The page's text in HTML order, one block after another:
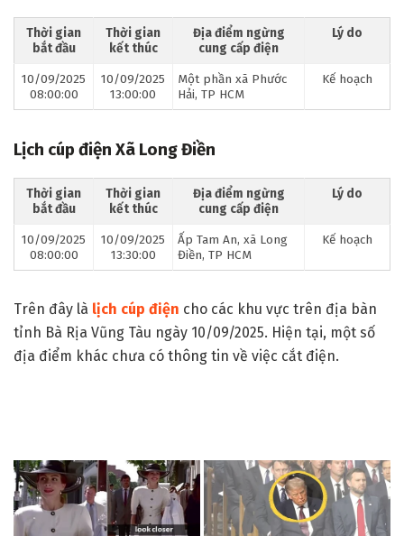
Thời gian
bắt đầu
Thời gian
kết thúc
Địa điểm ngừng
cung cấp điện
Lý do
10/09/2025
08:00:00
10/09/2025
13:00:00
Một phần xã Phước
Hải, TP HCM
Kế hoạch
Lịch cúp điện Xã Long Điền
Thời gian
bắt đầu
Thời gian
kết thúc
Địa điểm ngừng
cung cấp điện
Lý do
10/09/2025
08:00:00
10/09/2025
13:30:00
Ấp Tam An, xã Long
Điền, TP HCM
Kế hoạch
Trên đây là lịch cúp điện cho các khu vực trên địa bàn
tỉnh Bà Rịa Vũng Tàu ngày 10/09/2025. Hiện tại, một số
địa điểm khác chưa có thông tin về việc cắt điện.